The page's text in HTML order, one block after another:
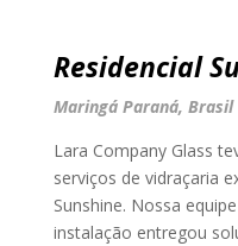
Residencial
Maringá Paraná, Brasil
Lara Company Glass
serviços de vidraçaria
Sunshine. Nossa
instalação entregou